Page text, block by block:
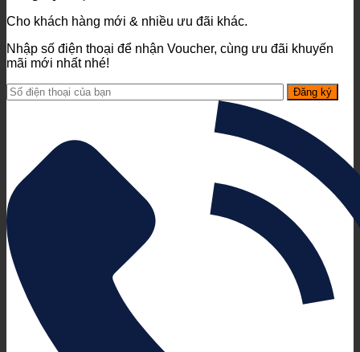
Cho khách hàng mới & nhiều ưu đãi khác.
Nhập số điện thoại để nhận Voucher, cùng ưu đãi khuyến
mãi mới nhất nhé!